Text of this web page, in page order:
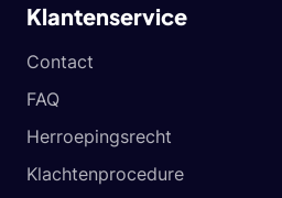
Klantenservice
Contact
FAQ
Herroepingsrecht
Klachtenprocedure